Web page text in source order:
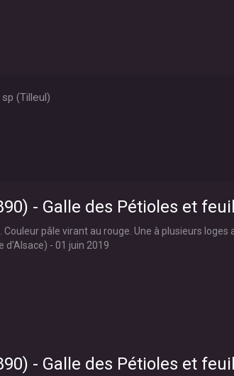
sp (Tilleul)
- Galle des Pétioles et
pâle virant au rouge. Une à plusieurs
d'Alsace) - 01 juin 2019
- Galle des Pétioles et